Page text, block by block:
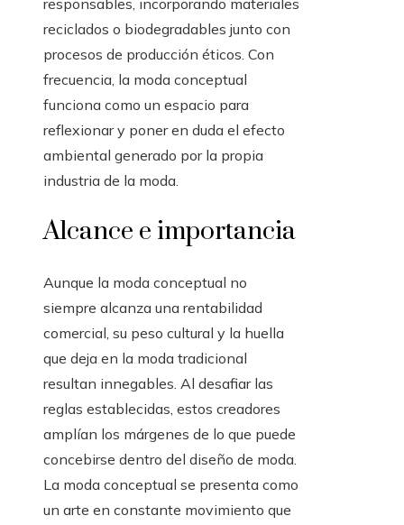
responsables, incorporando materiales
reciclados o biodegradables junto con
procesos de producción éticos. Con
frecuencia, la moda conceptual
funciona como un espacio para
reflexionar y poner en duda el efecto
ambiental generado por la propia
industria de la moda.
Alcance e importancia
Aunque la moda conceptual no
siempre alcanza una rentabilidad
comercial, su peso cultural y la huella
que deja en la moda tradicional
resultan innegables. Al desafiar las
reglas establecidas, estos creadores
amplían los márgenes de lo que puede
concebirse dentro del diseño de moda.
La moda conceptual se presenta como
un arte en constante movimiento que